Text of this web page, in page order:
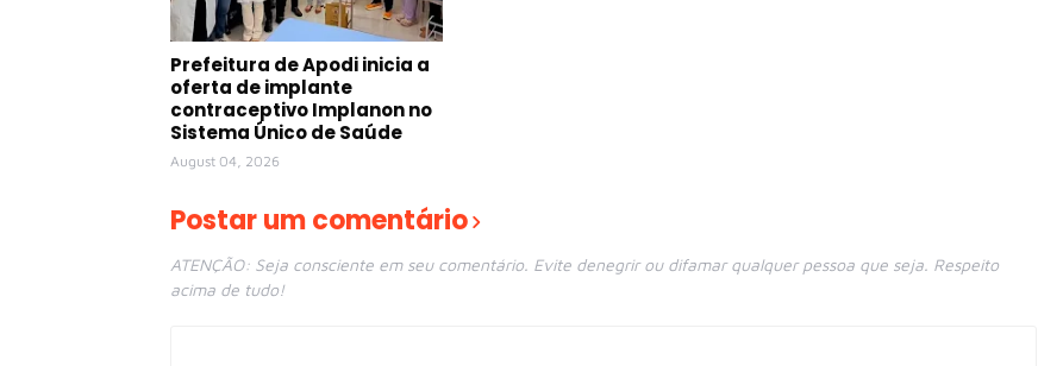
Prefeitura de Apodi inicia a
oferta de implante
contraceptivo Implanon no
Sistema Único de Saúde
August 04, 2026
Postar um comentário
ATENÇÃO: Seja consciente em seu comentário. Evite denegrir ou difamar qualquer pessoa que seja. Respeito
acima de tudo!